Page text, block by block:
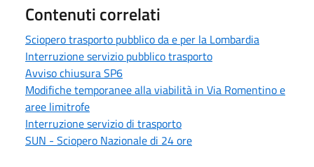
Contenuti correlati
Sciopero trasporto pubblico da e per la Lombardia
Interruzione servizio pubblico trasporto
Avviso chiusura SP6
Modifiche temporanee alla viabilità in Via Romentino e
aree limitrofe
Interruzione servizio di trasporto
SUN - Sciopero Nazionale di 24 ore